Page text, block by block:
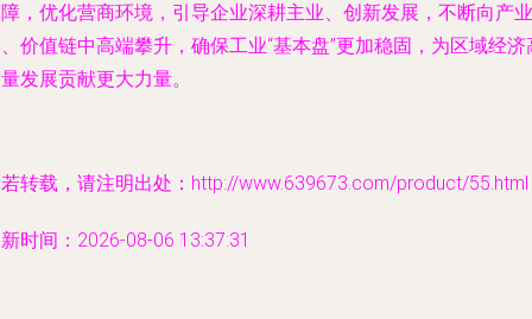
，优化营商环境，引导企业深耕主业、创新发展，不断向产业
价值链中高端攀升，确保工业“基本盘”更加稳固，为区域经济
发展贡献更大力量。
转载，请注明出处：http://www.639673.com/product/55.html
时间：2026-08-06 13:37:31